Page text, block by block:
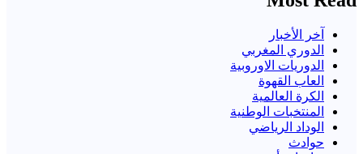
آخر الأخبار
الدوري المغربي
الدوريات الاوروبية
العاب القهوة
الكرة العالمية
المنتخبات الوطنية
الوداد الرياضي
حوادث